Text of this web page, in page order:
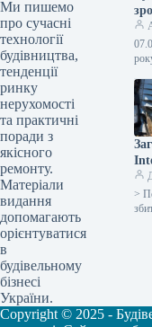
Ми пишемо
про сучасні
технології
будівництва,
тенденції
ринку
нерухомості
та практичні
поради з
якісного
ремонту.
Матеріали
видання
допомагають
орієнтуватися
в
будівельному
бізнесі
України.
та
>
Copyright © 2025 -